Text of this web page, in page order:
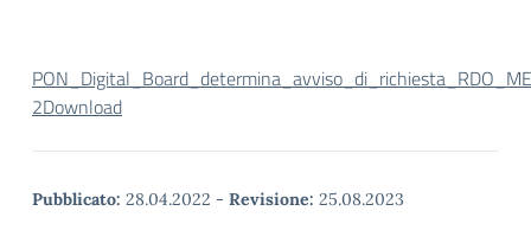
2Download
Pubblicato: 28.04.2022 - Revisione: 25.08.2023